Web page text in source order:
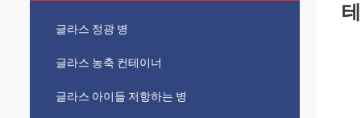
글라스 정광 병
글라스 농축 컨테이너
글라스 아이들 저항하는 병